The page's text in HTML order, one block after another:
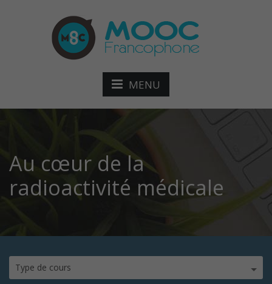
MENU
Au cœur de la
radioactivité médicale
Type de cours